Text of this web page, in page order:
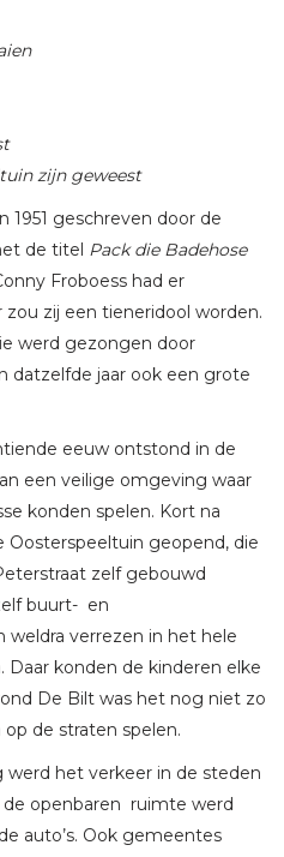
zijn geweest
1951 geschreven door de
de titel Pack die Badehose
Froboess had er
zij een tieneridool worden.
werd gezongen door
datzelfde jaar ook een grote
eeuw ontstond in de
een veilige omgeving waar
konden spelen. Kort na
geopend, die
zelf gebouwd
buurt- en
verrezen in het hele
Daar konden de kinderen elke
De Bilt was het nog niet zo
de straten spelen.
het verkeer in de steden
de openbaren ruimte werd
auto’s. Ook gemeentes